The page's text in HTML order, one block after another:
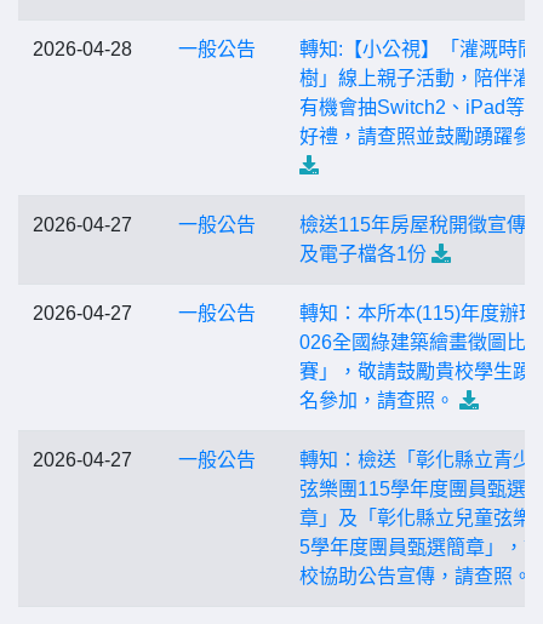
2026-04-28 一般公告
轉知:【小公視】「灌溉時間
樹」線上親子活動，陪伴灌
有機會抽Switch2、iPad等
好禮，請查照並鼓勵踴躍參
2026-04-27 一般公告
檢送115年房屋稅開徵宣傳
及電子檔各1份
2026-04-27 一般公告
轉知：本所本(115)年度辦理
026全國綠建築繪畫徵圖比
賽」，敬請鼓勵貴校學生踴
名參加，請查照。
2026-04-27 一般公告
轉知：檢送「彰化縣立青少
弦樂團115學年度團員甄選
章」及「彰化縣立兒童弦樂
5學年度團員甄選簡章」，
校協助公告宣傳，請查照。